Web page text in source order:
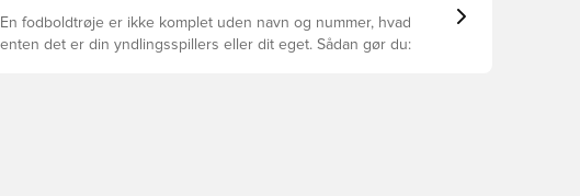
En fodboldtrøje er ikke komplet uden navn og nummer, hvad
enten det er din yndlingsspillers eller dit eget. Sådan gør du: